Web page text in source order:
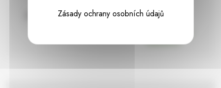
97% hodnocení Zásilka pod
Zásady ochrany osobních údajů